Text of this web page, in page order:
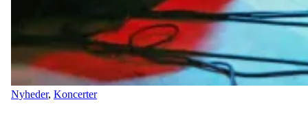
Nyheder, Koncerter